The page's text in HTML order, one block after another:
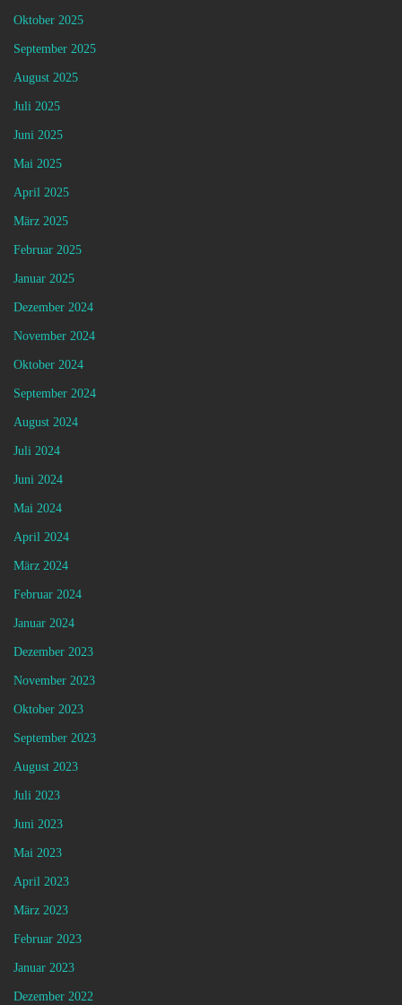
Oktober 2025
September 2025
August 2025
Juli 2025
Juni 2025
Mai 2025
April 2025
März 2025
Februar 2025
Januar 2025
Dezember 2024
November 2024
Oktober 2024
September 2024
August 2024
Juli 2024
Juni 2024
Mai 2024
April 2024
März 2024
Februar 2024
Januar 2024
Dezember 2023
November 2023
Oktober 2023
September 2023
August 2023
Juli 2023
Juni 2023
Mai 2023
April 2023
März 2023
Februar 2023
Januar 2023
Dezember 2022